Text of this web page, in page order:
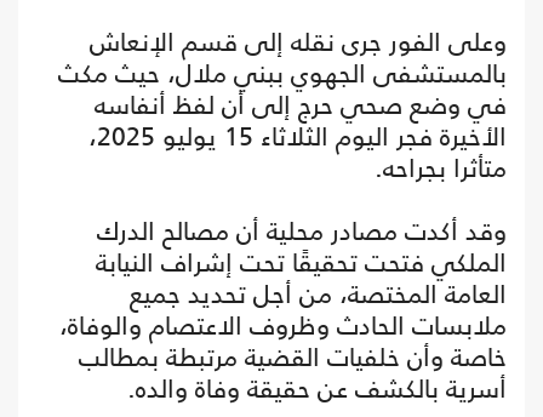
وعلى الفور جرى نقله إلى قسم الإنعاش
بالمستشفى الجهوي ببني ملال، حيث مكث
في وضع صحي حرج إلى أن لفظ أنفاسه
الأخيرة فجر اليوم الثلاثاء 15 يوليو 2025،
متأثرا بجراحه.
وقد أكدت مصادر محلية أن مصالح الدرك
الملكي فتحت تحقيقًا تحت إشراف النيابة
العامة المختصة، من أجل تحديد جميع
ملابسات الحادث وظروف الاعتصام والوفاة،
خاصة وأن خلفيات القضية مرتبطة بمطالب
أسرية بالكشف عن حقيقة وفاة والده.